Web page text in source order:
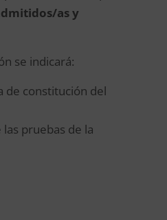
as y
se indicará:
de constitución del
pruebas de la